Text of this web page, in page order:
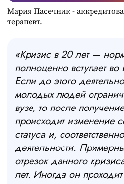
Мария Пасечник -
терапевт.
«Кризис в 20 лет —
полноценно вступает
Если до этого
молодых людей
вузе, то после
происходит изменение
статуса и,
деятельности.
отрезок данного
лет. Иногда он